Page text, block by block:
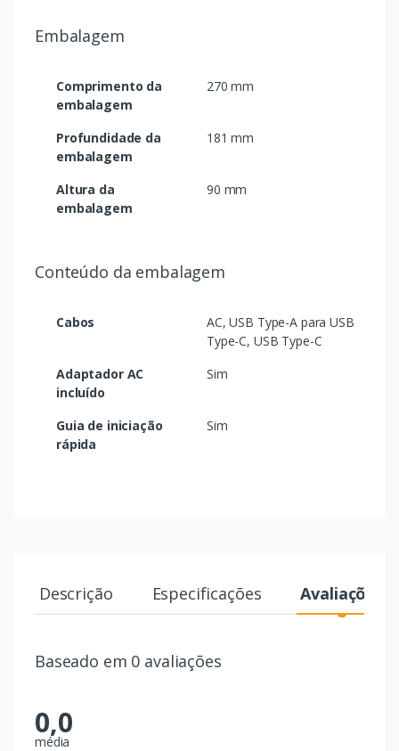
Embalagem
Comprimento da
embalagem
270 mm
Profundidade da
embalagem
181 mm
Altura da
embalagem
90 mm
Conteúdo da embalagem
Cabos
AC, USB Type-A para USB
Type-C, USB Type-C
Adaptador AC
incluído
Sim
Guia de iniciação
rápida
Sim
Descrição Especificações Avaliações
Baseado em 0 avaliações
0,0
média